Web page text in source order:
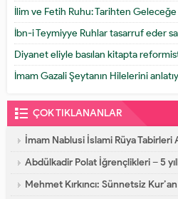
İlim ve Fetih Ruhu: Tarihten
İbn-i Teymiyye Ruhlar tasarruf eder
Diyanet eliyle basılan kitapta
İmam Gazali Şeytanın Hilelerini
ÇOK TIKLANANLAR
İmam Nablusi İslami Rüya Tabirleri
Abdülkadir Polat İğrençlikleri – 5